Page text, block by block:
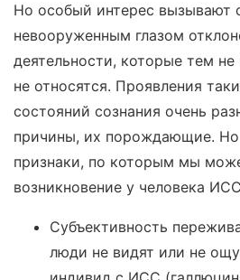
Но особый интерес вызывают
невооруженным глазом
деятельности, которые тем
не относятся. Проявления
состояний сознания очень
причины, их порождающие.
признаки, по которым мы
возникновение у человека
Субъективность
люди не видят или не